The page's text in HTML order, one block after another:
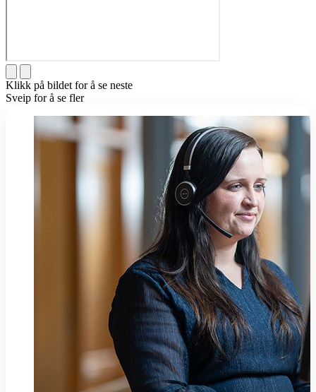
Klikk på bildet for å se neste
Sveip for å se fler